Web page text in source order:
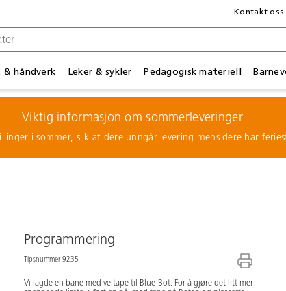
& håndverk Leker & sykler Pedagogisk materiell
Kontakt oss
Viktig informasjon om sommerleveringer
i sommer, slik at dere unngår levering mens dere har
Programmering
Tipsnummer 9235
Vi lagde en bane med veitape til Blue-Bot. For å gjøre det litt mer